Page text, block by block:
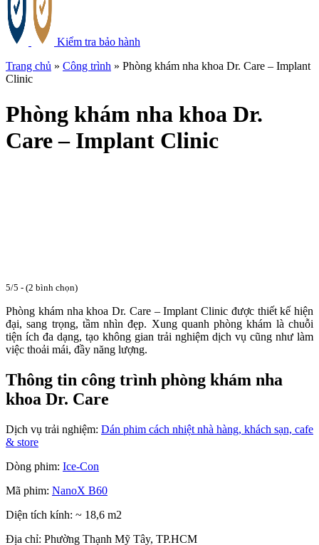
Kiểm tra bảo hành
Trang chủ » Công trình » Phòng khám nha khoa Dr. Care – Implant
Clinic
Phòng khám nha khoa Dr.
Care – Implant Clinic
5/5 - (2 bình chọn)
Phòng khám nha khoa Dr. Care – Implant Clinic được thiết kế hiện
đại, sang trọng, tầm nhìn đẹp. Xung quanh phòng khám là chuỗi
tiện ích đa dạng, tạo không gian trải nghiệm dịch vụ cũng như làm
việc thoải mái, đầy năng lượng.
Thông tin công trình phòng khám nha
khoa Dr. Care
Dịch vụ trải nghiệm: Dán phim cách nhiệt nhà hàng, khách sạn, cafe
& store
Dòng phim: Ice-Con
Mã phim: NanoX B60
Diện tích kính: ~ 18,6 m2
Địa chỉ: Phường Thạnh Mỹ Tây, TP.HCM